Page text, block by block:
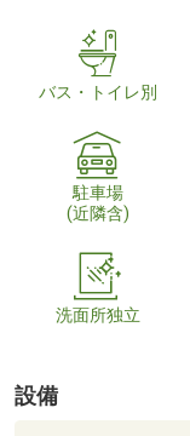
バス・トイレ別
駐車場
(近隣含)
洗面所独立
設備